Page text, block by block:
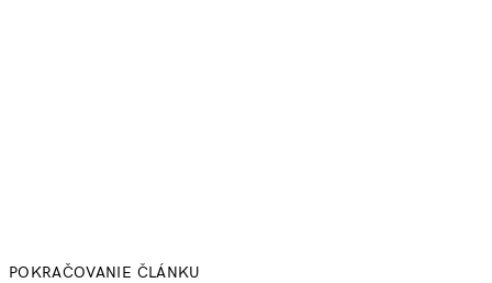
POKRAČOVANIE ČLÁNKU